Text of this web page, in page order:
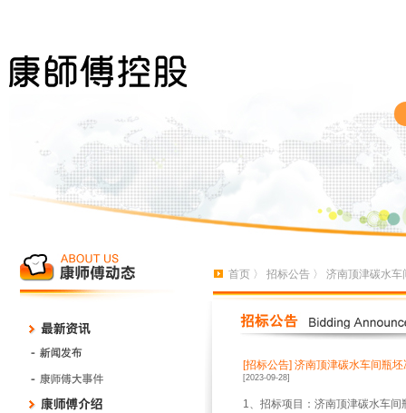
首页 〉 招标公告 〉 济南顶津碳水
[招标公告] 济南顶津碳水车间瓶
[2023-09-28]
1、招标项目：济南顶津碳水车